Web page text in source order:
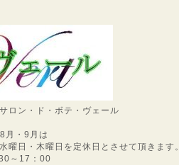
ロン・ド・ボテ・ヴェール
月・9月は
曜日・木曜日を定休日とさせて頂きます。
～17：00